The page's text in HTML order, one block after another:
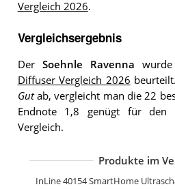
Vergleich 2026.
Vergleichsergebnis
Der Soehnle Ravenna
Diffuser Vergleich 2026
Gutab, vergleicht man die 22
Endnote 1,8 genügt für den
Vergleich.
Produkte im